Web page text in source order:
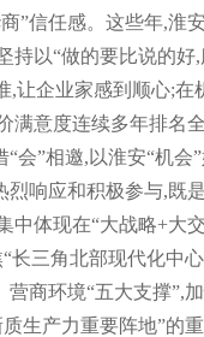
”信任感。这些年,淮
持以“做的要比说的好
,让企业家感到顺心;
满意度连续多年排名
会”相邀,以淮安“机会
响应和积极参与,既
中体现在“大战略+大
长三角北部现代化中
商环境“五大支撑”,
生产力重要阵地”的